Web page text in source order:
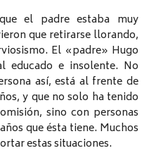
el padre estaba muy
que retirarse llorando,
El «padre» Hugo
educado e insolente. No
así, está al frente de
y que no solo ha tenido
sino con personas
que ésta tiene. Muchos
estas situaciones.